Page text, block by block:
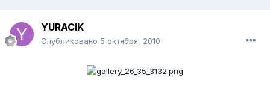
YURACIK
Опубликовано 5 октября, 2010